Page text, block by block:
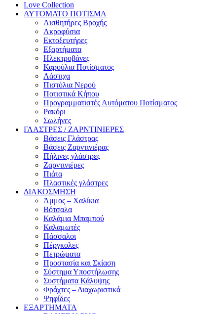
Love Collection
ΑΥΤΟΜΑΤΟ ΠΟΤΙΣΜΑ
Αισθητήρες Βροχής
Ακροφύσια
Εκτοξευτήρες
Εξαρτήματα
Ηλεκτροβάνες
Καρούλια Ποτίσματος
Λάστιχα
Πιστόλια Νερού
Ποτιστικά Κήπου
Προγραμματιστές Αυτόματου Ποτίσματος
Ρακόρι
Σωλήνες
ΓΛΑΣΤΡΕΣ / ΖΑΡΝΤΙΝΙΕΡΕΣ
Βάσεις Γλάστρας
Βάσεις Ζαρντινιέρας
Πήλινες γλάστρες
Ζαρντινιέρες
Πιάτα
Πλαστικές γλάστρες
ΔΙΑΚΟΣΜΗΣΗ
Άμμος – Χαλίκια
Βότσαλα
Καλάμια Μπαμπού
Καλαμωτές
Πάσσαλοι
Πέργκολες
Πετρώματα
Προστασία και Σκίαση
Σύστημα Υποστήλωσης
Συστήματα Κάλυψης
Φράχτες – Διαχωριστικά
Ψηφίδες
ΕΞΑΡΤΗΜΑΤΑ